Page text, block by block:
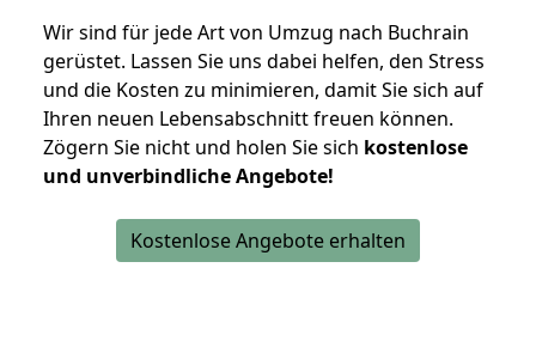
Wir sind für jede Art von Umzug nach Buchrain
gerüstet. Lassen Sie uns dabei helfen, den Stress
und die Kosten zu minimieren, damit Sie sich auf
Ihren neuen Lebensabschnitt freuen können.
Zögern Sie nicht und holen Sie sich kostenlose
und unverbindliche Angebote!
Kostenlose Angebote erhalten